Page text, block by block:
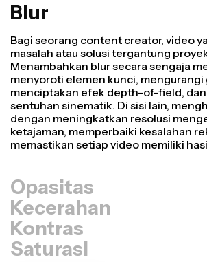
Blur
Bagi seorang content creator, video
masalah atau solusi tergantung
Menambahkan blur secara sengaja
menyoroti elemen kunci, mengurangi
menciptakan efek depth-of-field,
sentuhan sinematik. Di sisi lain,
dengan meningkatkan resolusi
ketajaman, memperbaiki kesalahan
memastikan setiap video memiliki
Opasitas
Kecerahan
Kontras
Saturasi